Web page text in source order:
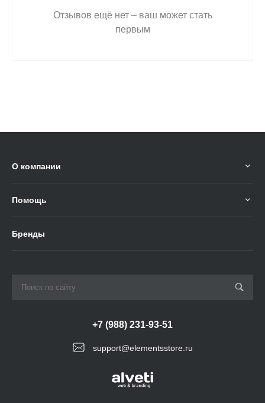
Отзывов ещё нет – ваш может стать
первым
О компании
Помощь
Бренды
support@elementsstore.ru
+7 (988) 231-93-51